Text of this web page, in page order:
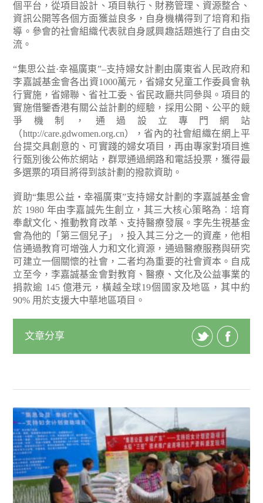
個平台，從項目設計、項目執行、財務管理、資源整合、
資訊公開等各個方面獲益良多，自身機構得到了培育和指
導。參會的社會組織代表就自身感興趣話題進行了自由交
流。
“集思公益·幸福廣東”–支持婦女計劃由廣東省人民政府和
李嘉誠基金會各出資1000萬元，省婦女兒童工作委員會執
行實施，省婦聯、省社工委、省民政廳共同參與。項目的
實施借鑒香港有關公益計劃的經驗，採用公開、公平的競
爭機制，通過設立專門網站
（http://care.gdwomen.org.cn），省內的社會組織在網上平
台提交具創意的、可實踐的婦女項目，再由專家對項目進
行甄別後公佈於網站，群眾通過網路和電話投票，獲得最
多選票的項目將得到該計劃的撥款資助。
資助“集思公益‧幸福廣東”支持婦女計劃的李嘉誠基金會
於 1980 年由李嘉誠先生創立，其三大核心策略為︰培育
奉獻文化、推動教育改革、支持醫療發展。李先生視基金
會為他的「第三個兒子」，投入其三分之一的資產，他相
信通過教育可增強人力和文化資源，通過醫療服務與研究
可建立一個關懷的社會，二者均為重要的社會資本。自成
立至今，李嘉誠基金會對教育、醫療、文化及公益事業的
捐款逾 145 億港元，橫越全球19個國家及地區，其中約
90% 用於支援大中華地區項目。
文章分享